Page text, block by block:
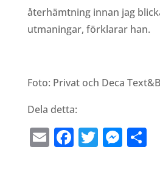
återhämtning innan jag
utmaningar, förklarar han.
Foto: Privat och Deca
Dela detta:
EmailFacebook
Twitter